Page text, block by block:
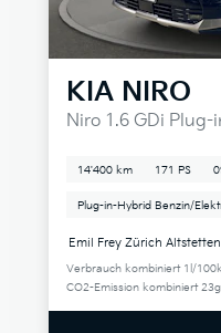
KIA NIRO
Niro 1.6 GDi
14'400 km 171 PS
Plug-in-Hybrid Benzin/
Emil Frey Zürich Altstetten
Verbrauch kombiniert 1l/
CO2-Emission kombiniert